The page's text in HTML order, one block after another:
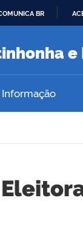
O
BR
Informação